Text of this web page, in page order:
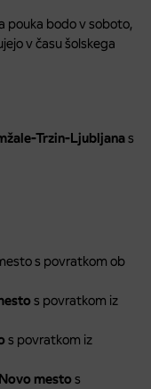
pouka bodo v soboto,
v času šolskega
Trzin-Ljubljanas
s povratkom ob
s povratkom iz
s povratkom iz
mesto s